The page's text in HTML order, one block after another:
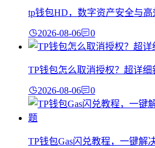
tp钱包HD，数字资产安全与
2026-08-06 0
TP钱包怎么取消授权？超详细
2026-08-06 0
TP钱包Gas闪兑教程，一键解